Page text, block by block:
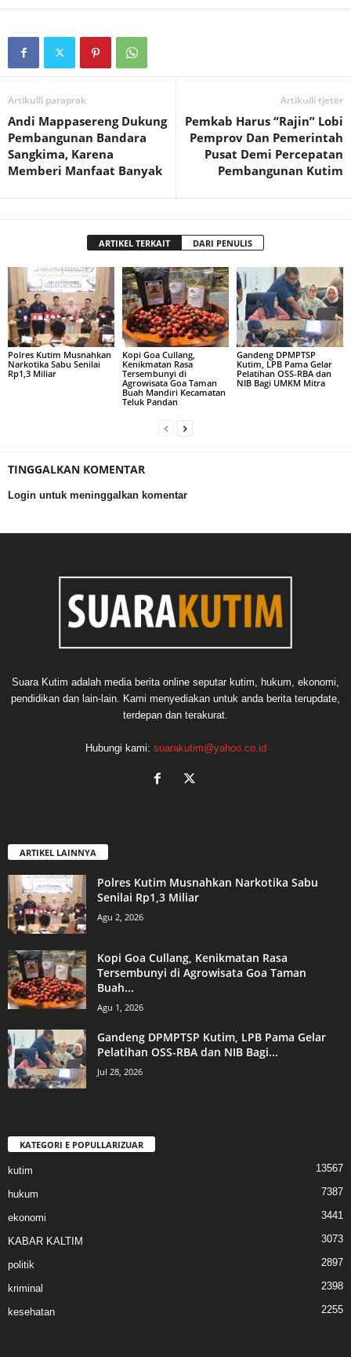
Artikulli paraprak
Andi Mappasereng Dukung
Pembangunan Bandara
Sangkima, Karena
Memberi Manfaat Banyak
Artikulli tjetër
Pemkab Harus “Rajin” Lobi
Pemprov Dan Pemerintah
Pusat Demi Percepatan
Pembangunan Kutim
ARTIKEL TERKAIT DARI PENULIS
Polres Kutim Musnahkan
Narkotika Sabu Senilai
Rp1,3 Miliar
Kopi Goa Cullang,
Kenikmatan Rasa
Tersembunyi di
Agrowisata Goa Taman
Buah Mandiri Kecamatan
Teluk Pandan
Gandeng DPMPTSP
Kutim, LPB Pama Gelar
Pelatihan OSS-RBA dan
NIB Bagi UMKM Mitra
TINGGALKAN KOMENTAR
Login untuk meninggalkan komentar
Suara Kutim adalah media berita online seputar kutim, hukum, ekonomi,
pendidikan dan lain-lain. Kami menyediakan untuk anda berita terupdate,
terdepan dan terakurat.
Hubungi kami: suarakutim@yahoo.co.id
ARTIKEL LAINNYA
Polres Kutim Musnahkan Narkotika Sabu
Senilai Rp1,3 Miliar
Agu 2, 2026
Kopi Goa Cullang, Kenikmatan Rasa
Tersembunyi di Agrowisata Goa Taman
Buah...
Agu 1, 2026
Gandeng DPMPTSP Kutim, LPB Pama Gelar
Pelatihan OSS-RBA dan NIB Bagi...
Jul 28, 2026
KATEGORI E POPULLARIZUAR
kutim 13567
hukum 7387
ekonomi 3441
KABAR KALTIM 3073
politik 2897
kriminal 2398
kesehatan 2255